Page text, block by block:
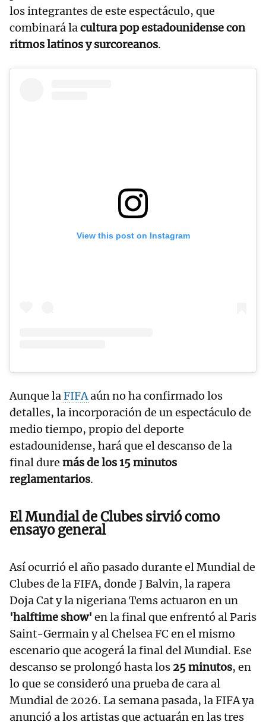
los integrantes de este espectáculo, que
combinará lacultura pop estadounidense con
ritmos latinos y surcoreanos.
View this post on Instagram
Aunque laFIFAaún no ha confirmado los
detalles, la incorporación de un espectáculo de
medio tiempo, propio del deporte
estadounidense, hará que el descanso de la
final dure más de los 15 minutos
reglamentarios.
El Mundial de Clubes sirvió como
ensayo general
Así ocurrió el año pasado durante el Mundial de
Clubes de la FIFA, donde J Balvin, la rapera
Doja Cat y la nigeriana Tems actuaron en un
'halftime show' en la final que enfrentó al Paris
Saint-Germain y al Chelsea FC en el mismo
escenario que acogerá la final del Mundial. Ese
descanso se prolongó hasta los 25 minutos, en
lo que se consideró una prueba de cara al
Mundial de 2026. La semana pasada, la FIFA ya
anunció a los artistas que actuarán en las tres